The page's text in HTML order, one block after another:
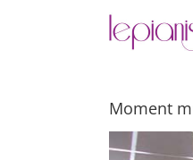
Moment